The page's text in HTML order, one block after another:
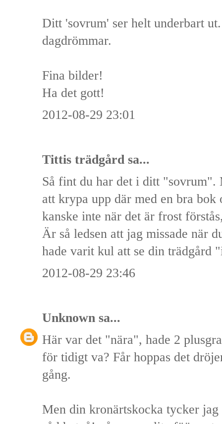
Ditt 'sovrum' ser helt underbart
dagdrömmar.
Fina bilder!
Ha det gott!
2012-08-29 23:01
Tittis trädgård sa...
Så fint du har det i ditt
att krypa upp där med en bra bok
kanske inte när det är frost
Är så ledsen att jag missade när
hade varit kul att se din trädgård
2012-08-29 23:46
Unknown sa...
Här var det "nära", hade 2
för tidigt va? Får hoppas det
gång.
Men din kronärtskocka tycker